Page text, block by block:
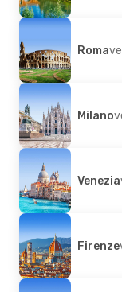
Roma
Milano
Venezia
Firenze